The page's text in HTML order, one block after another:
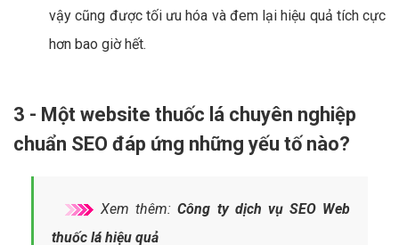
vậy cũng được tối ưu hóa và đem lại hiệu quả tích cực
hơn bao giờ hết.
3 - Một website thuốc lá chuyên nghiệp
chuẩn SEO đáp ứng những yếu tố nào?
Xem thêm:Công ty dịch vụ SEO Web
thuốc lá hiệu quả